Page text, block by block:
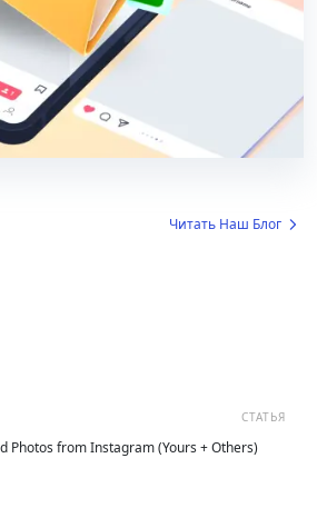
Читать Наш Блог
СТАТЬЯ
Photos from Instagram (Yours + Others)